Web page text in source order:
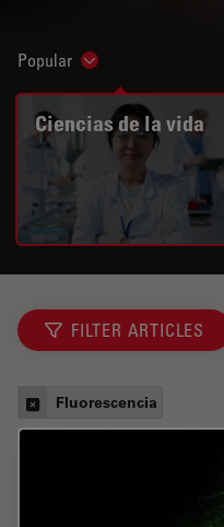
Popular Show subnavigation
Ciencias de la vida
FILTER ARTICLES
Fluorescencia